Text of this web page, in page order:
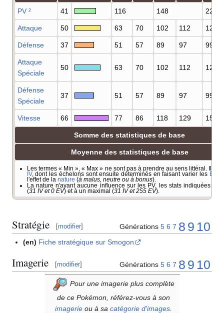
PV ² 41 116 148 223
Attaque 50 63 70 102 112 122
Défense 37 51 57 89 97 99
Attaque
Spéciale
50 63 70 102 112 122
Défense
Spéciale
37 51 57 89 97 99
Vitesse 66 77 86 118 129 151
Somme des statistiques de base
Moyenne des statistiques de base
Les termes « Min », « Max » ne sont pas à prendre au sens littéral. Il
IV, dont les échelons sont ensuite déterminés en faisant varier les EV
l'effet de la nature (à malus, neutre ou à bonus).
La nature n'ayant aucune influence sur les PV, les stats indiquées
(31 IV et 0 EV) et à un maximal (31 IV et 255 EV).
Stratégie [modifier] Générations 5 6 7 8 9 10
(en) Fiche stratégique sur Smogon
Imagerie [modifier] Générations 5 6 7 8 9 10
Pour une imagerie plus complète
de ce Pokémon, référez-vous à son
imagerieou à sa catégorie d'images.